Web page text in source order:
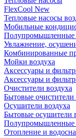
FlexCool New
Тепловые насосы
Мобильные
Полупромышленные
Увлажнение,
Комбинированные
Мойки воздуха
Аксессуары и
Аксессуары и
Очистители воздуха
Бытовые очистители
Осушители воздуха
Бытовые осушители
Полупромышленные
Отопление и